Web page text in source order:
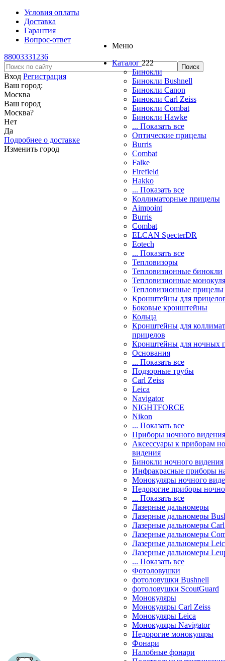
Условия оплаты
Доставка
Гарантия
Вопрос-ответ
88003331236
Вход Регистрация
Ваш город:
Москва
Ваш город
Москва?
Нет
Да
Подробнее о доставке
Изменить город
Меню
Каталог 222
Бинокли
Бинокли Bushnell
Бинокли Canon
Бинокли Carl Zeiss
Бинокли Combat
Бинокли Hawke
... Показать все
Оптические прицелы
Burris
Combat
Falke
Firefield
Hakko
... Показать все
Коллиматорные прицелы
Aimpoint
Burris
Combat
ELCAN SpecterDR
Eotech
... Показать все
Тепловизоры
Тепловизионные бинокли
Тепловизионные
Тепловизионные прицелы
Кронштейны для
Боковые кронштейны
Кольца
Кронштейны для
прицелов
Кронштейны для ночных
Основания
... Показать все
Подзорные трубы
Carl Zeiss
Leica
Navigator
NIGHTFORCE
Nikon
... Показать все
Приборы ночного видения
Аксессуары к приборам
видения
Бинокли ночного видения
Инфракрасные приборы
Монокуляры ночного
Недорогие приборы
... Показать все
Лазерные дальномеры
Лазерные дальномеры
Лазерные дальномеры
Лазерные дальномеры
Лазерные дальномеры
Лазерные дальномеры
... Показать все
Фотоловушки
фотоловушки Bushnell
фотоловушки ScoutGuard
Монокуляры
Монокуляры Carl Zeiss
Монокуляры Leica
Монокуляры Navigator
Недорогие монокуляры
Фонари
Налобные фонари